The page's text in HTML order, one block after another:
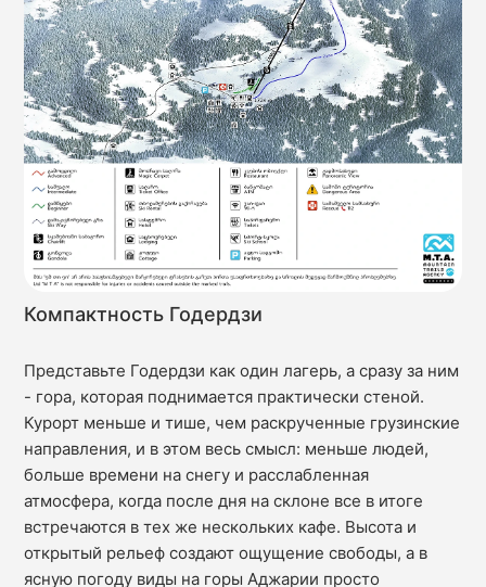
Компактность Годердзи
Представьте Годердзи как один лагерь, а сразу за ним
- гора, которая поднимается практически стеной.
Курорт меньше и тише, чем раскрученные грузинские
направления, и в этом весь смысл: меньше людей,
больше времени на снегу и расслабленная
атмосфера, когда после дня на склоне все в итоге
встречаются в тех же нескольких кафе. Высота и
открытый рельеф создают ощущение свободы, а в
ясную погоду виды на горы Аджарии просто